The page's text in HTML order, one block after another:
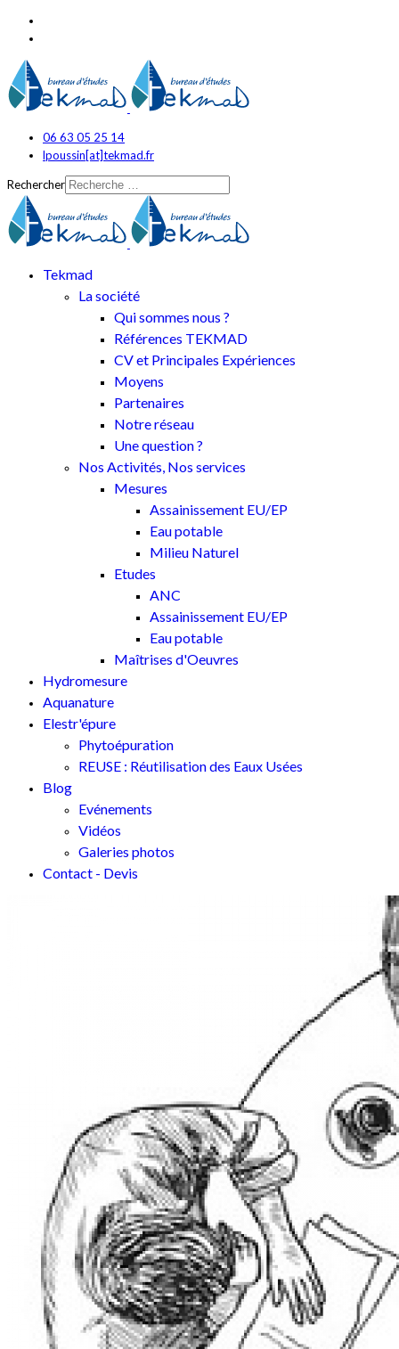
06 63 05 25 14
lpoussin[at]tekmad.fr
Rechercher
Tekmad
La société
Qui sommes nous ?
Références TEKMAD
CV et Principales Expériences
Moyens
Partenaires
Notre réseau
Une question ?
Nos Activités, Nos services
Mesures
Assainissement EU/EP
Eau potable
Milieu Naturel
Etudes
ANC
Assainissement EU/EP
Eau potable
Maîtrises d'Oeuvres
Hydromesure
Aquanature
Elestr'épure
Phytoépuration
REUSE : Réutilisation des Eaux Usées
Blog
Evénements
Vidéos
Galeries photos
Contact - Devis